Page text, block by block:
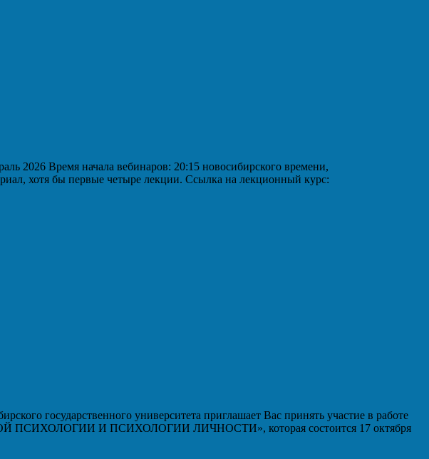
начала вебинаров: 20:15 новосибирского времени,
хотя бы первые четыре лекции. Ссылка на лекционный курс:
государственного университета приглашает Вас принять участие в работе
ПСИХОЛОГИИ И ПСИХОЛОГИИ ЛИЧНОСТИ», которая состоится 17 октября